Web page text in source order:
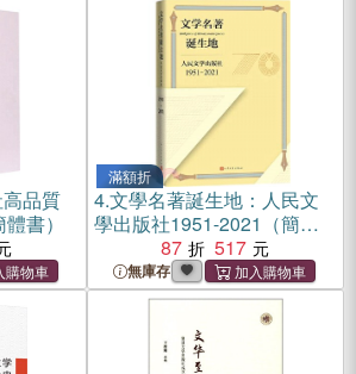
品質
書）
滿額折
4.文學名著誕生地：人民文
學出版社1951-2021（簡體
87 517
無庫存